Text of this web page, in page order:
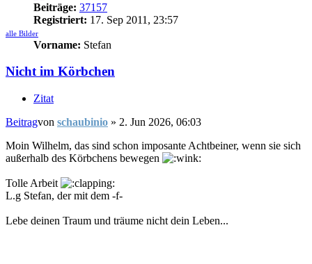
Beiträge: 37157
Registriert: 17. Sep 2011, 23:57
alle Bilder
Vorname: Stefan
Nicht im Körbchen
Zitat
Beitragvon schaubinio » 2. Jun 2026, 06:03
Moin Wilhelm, das sind schon imposante Achtbeiner, wenn sie sich
außerhalb des Körbchens bewegen
Tolle Arbeit
L.g Stefan, der mit dem -f-
Lebe deinen Traum und träume nicht dein Leben...